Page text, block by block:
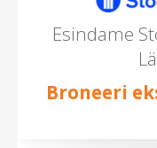
Esindame
Broneeri